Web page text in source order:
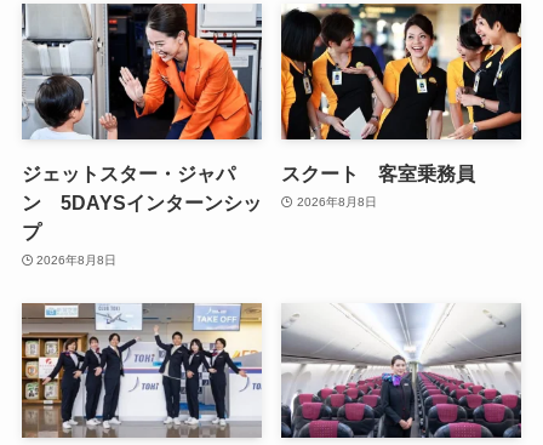
ジェットスター・ジャパ
ン 5DAYSインターンシッ
プ
2026年8月8日
スクート 客室乗務員
2026年8月8日